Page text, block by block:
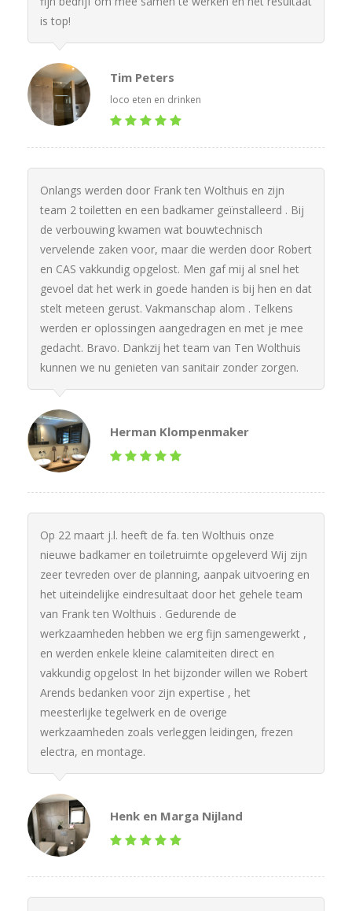
is top!
Tim Peters
loco eten en drinken
Onlangs werden door Frank ten Wolthuis en zijn
team 2 toiletten en een badkamer geïnstalleerd . Bij
de verbouwing kwamen wat bouwtechnisch
vervelende zaken voor, maar die werden door Robert
en CAS vakkundig opgelost. Men gaf mij al snel het
gevoel dat het werk in goede handen is bij hen en dat
stelt meteen gerust. Vakmanschap alom . Telkens
werden er oplossingen aangedragen en met je mee
gedacht. Bravo. Dankzij het team van Ten Wolthuis
kunnen we nu genieten van sanitair zonder zorgen.
Herman Klompenmaker
Op 22 maart j.l. heeft de fa. ten Wolthuis onze
nieuwe badkamer en toiletruimte opgeleverd Wij zijn
zeer tevreden over de planning, aanpak uitvoering en
het uiteindelijke eindresultaat door het gehele team
van Frank ten Wolthuis . Gedurende de
werkzaamheden hebben we erg fijn samengewerkt ,
en werden enkele kleine calamiteiten direct en
vakkundig opgelost In het bijzonder willen we Robert
Arends bedanken voor zijn expertise , het
meesterlijke tegelwerk en de overige
werkzaamheden zoals verleggen leidingen, frezen
electra, en montage.
Henk en Marga Nijland